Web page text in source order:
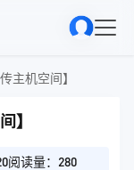
主机空间】
】
阅读量：280